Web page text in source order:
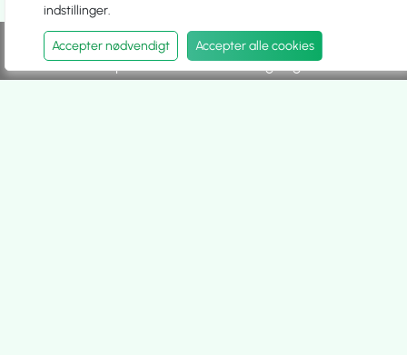
Se Menukort
Spis udeHent selvUdbringning
indstillinger.
Accepter nødvendigt Accepter alle cookies